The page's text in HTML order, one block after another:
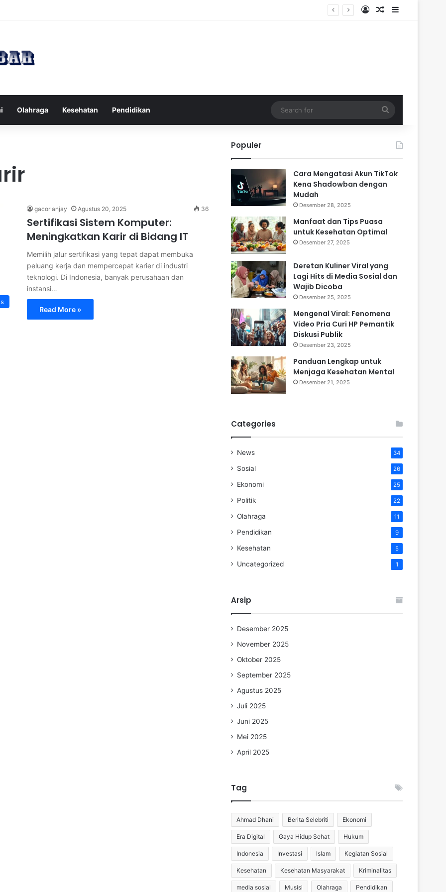
Log InRandom Article
Sidebar
Olahraga Kesehatan Pendidikan
for
gacor anjay Agustus 20, 2025 36
Sertifikasi Sistem Komputer:
Meningkatkan Karir di Bidang IT
Memilih jalur sertifikasi yang tepat dapat membuka
peluang kerja dan mempercepat karier di industri
teknologi. Di Indonesia, banyak perusahaan dan
instansi…
Read More »
Populer
Cara Mengatasi Akun TikTok
Kena Shadowban dengan
Mudah
Desember 28, 2025
Manfaat dan Tips Puasa
untuk Kesehatan Optimal
Desember 27, 2025
Deretan Kuliner Viral yang
Lagi Hits di Media Sosial dan
Wajib Dicoba
Desember 25, 2025
Mengenal Viral: Fenomena
Video Pria Curi HP Pemantik
Diskusi Publik
Desember 23, 2025
Panduan Lengkap untuk
Menjaga Kesehatan Mental
Desember 21, 2025
Categories
News 34
Sosial 26
Ekonomi 25
Politik 22
Olahraga 11
Pendidikan 9
Kesehatan 5
Uncategorized 1
Arsip
Desember 2025
November 2025
Oktober 2025
September 2025
Agustus 2025
Juli 2025
Juni 2025
Mei 2025
April 2025
Tag
Ahmad Dhani Berita Selebriti Ekonomi
Era Digital Gaya Hidup Sehat Hukum
Indonesia Investasi Islam Kegiatan Sosial
Kesehatan Kesehatan Masyarakat Kriminalitas
media sosial Musisi Olahraga Pendidikan